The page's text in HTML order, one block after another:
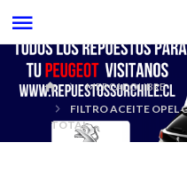
MERCADOLIBRE
FILTRO ACEITE OPEL
TOTAL